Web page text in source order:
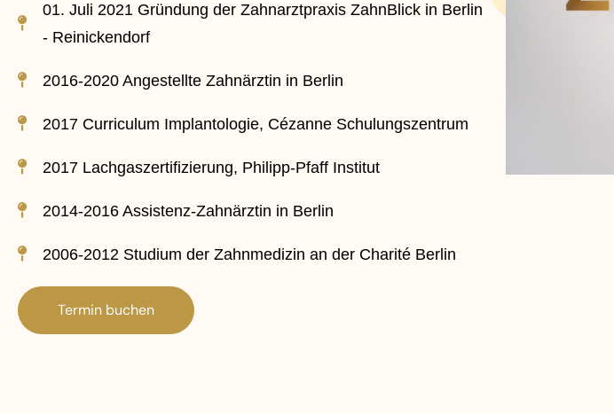
01. Juli 2021 Gründung der Zahnarztpraxis ZahnBlick in Berlin
- Reinickendorf
2016-2020 Angestellte Zahnärztin in Berlin
2017 Curriculum Implantologie, Cézanne Schulungszentrum
2017 Lachgaszertifizierung, Philipp-Pfaff Institut
2014-2016 Assistenz-Zahnärztin in Berlin
2006-2012 Studium der Zahnmedizin an der Charité Berlin
Termin buchen